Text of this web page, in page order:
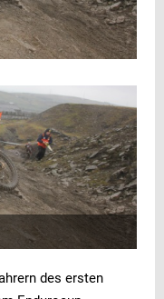
des ersten